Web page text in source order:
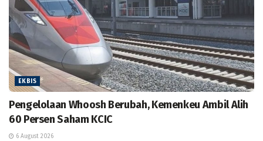
EKBIS
Pengelolaan Whoosh Berubah, Kemenkeu Ambil Alih
60 Persen Saham KCIC
6 August 2026